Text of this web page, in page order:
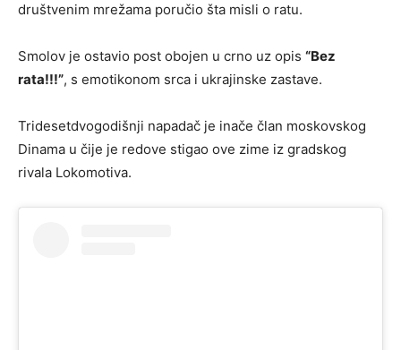
društvenim mrežama poručio šta misli o ratu.
Smolov je ostavio post obojen u crno uz opis “Bez
rata!!!”, s emotikonom srca i ukrajinske zastave.
Tridesetdvogodišnji napadač je inače član moskovskog
Dinama u čije je redove stigao ove zime iz gradskog
rivala Lokomotiva.